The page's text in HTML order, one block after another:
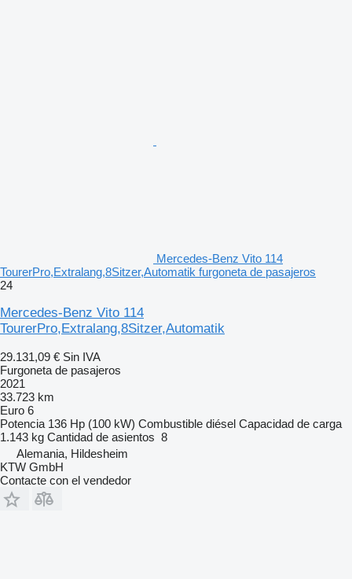
Mercedes-Benz Vito 114
TourerPro,Extralang,8Sitzer,Automatik furgoneta de pasajeros
24
Mercedes-Benz Vito 114
TourerPro,Extralang,8Sitzer,Automatik
29.131,09 € Sin IVA
Furgoneta de pasajeros
2021
33.723 km
Euro 6
Potencia 136 Hp (100 kW) Combustible diésel Capacidad de carga
1.143 kg Cantidad de asientos 8
Alemania, Hildesheim
KTW GmbH
Contacte con el vendedor